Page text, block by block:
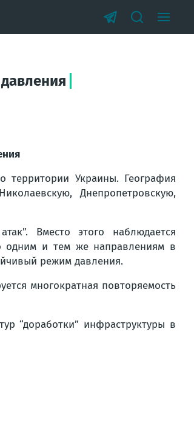
Украины. География
Днепропетровскую,
Вместо этого наблюдается
одним и тем же направлениям в
режим давления.
многократная повторяемость
“доработки” инфраструктуры в